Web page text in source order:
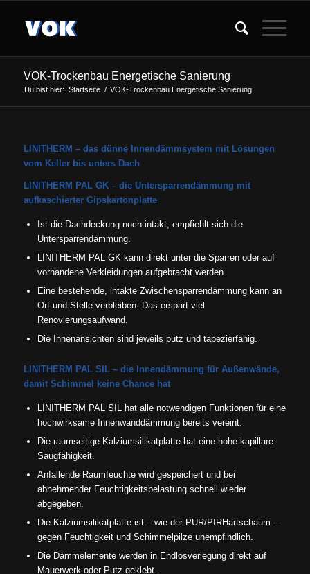
VOK-Trockenbau Energetische Sanierung
Du bist hier: Startseite / VOK-Trockenbau Energetische Sanierung
LINITHERM – das dünne Innendämmsystem mit Lösungen
vom Keller bis unters Dach
LINITHERM PAL GK – die Untersparrendämmung mit
aufkaschierter Gipskartonplatte
Ist die Dachdeckung noch intakt, empfiehlt sich die
Untersparrendämmung.
LINITHERM PAL GK kann direkt unter die Sparren oder auf
vorhandene Verkleidungen aufgebracht werden.
Eine bestehende, intakte Zwischensparren­dämmung kann an
Ort und Stelle verbleiben. Das erspart viel
Renovierungsaufwand.
Die Innenansichten sind jeweils putz­ und tape­zierfähig.
LINITHERM PAL SIL – die Innendämmung für Außenwände,
damit Schimmel keine Chance hat
LINITHERM PAL SIL hat alle notwendigen Funktionen für eine
hochwirksame Innenwanddämmung bereits vereint.
Die raumseitige Kalziumsilikatplatte hat eine hohe kapillare
Saugfähigkeit.
Anfallende Raumfeuchte wird gespeichert und bei
abnehmender Feuchtigkeitsbelastung schnell wieder
abgegeben.
Die Kalziumsilikatplatte ist – wie der PUR/PIR­Hart­schaum –
gegen Feuchtigkeit und Schimmelpilze unempfindlich.
Die Dämmelemente werden in Endlosverlegung direkt auf
Mauerwerk oder Putz geklebt.